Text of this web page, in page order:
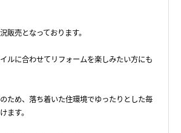
販売となっております。
ルに合わせてリフォームを楽しみたい方にも
ため、落ち着いた住環境でゆったりとした毎
ます。